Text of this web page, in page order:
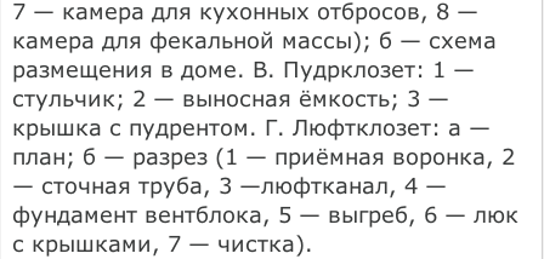
7 — камера для кухонных отбросов, 8 —
камера для фекальной массы); б — схема
размещения в доме. В. Пудрклозет: 1 —
стульчик; 2 — выносная ёмкость; 3 —
крышка с пудрентом. Г. Люфтклозет: а —
план; б — разрез (1 — приёмная воронка, 2
— сточная труба, 3 —люфтканал, 4 —
фундамент вентблока, 5 — выгреб, 6 — люк
с крышками, 7 — чистка).